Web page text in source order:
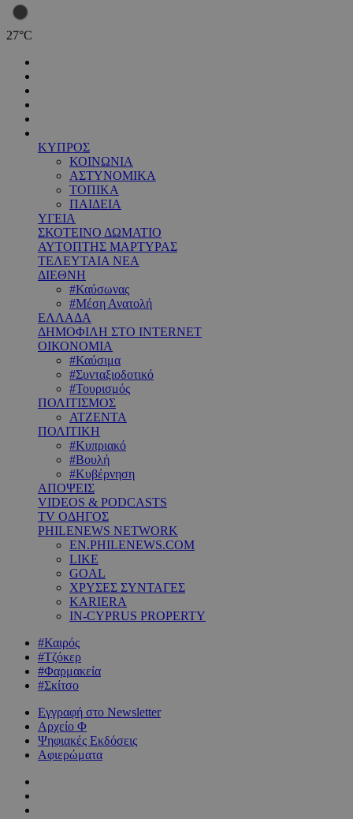
27°C
ΚΥΠΡΟΣ
ΚΟΙΝΩΝΙΑ
ΑΣΤΥΝΟΜΙΚΑ
ΤΟΠΙΚΑ
ΠΑΙΔΕΙΑ
ΥΓΕΙΑ
ΣΚΟΤΕΙΝΟ ΔΩΜΑΤΙΟ
ΑΥΤΟΠΤΗΣ ΜΑΡΤΥΡΑΣ
ΤΕΛΕΥΤΑΙΑ ΝΕΑ
ΔΙΕΘΝΗ
#Καύσωνας
#Μέση Ανατολή
ΕΛΛΑΔΑ
ΔΗΜΟΦΙΛΗ ΣΤΟ INTERNET
ΟΙΚΟΝΟΜΙΑ
#Καύσιμα
#Συνταξιοδοτικό
#Τουρισμός
ΠΟΛΙΤΙΣΜΟΣ
ΑΤΖΕΝΤΑ
ΠΟΛΙΤΙΚΗ
#Κυπριακό
#Βουλή
#Κυβέρνηση
ΑΠΟΨΕΙΣ
VIDEOS & PODCASTS
TV ΟΔΗΓΟΣ
PHILENEWS NETWORK
EN.PHILENEWS.COM
LIKE
GOAL
ΧΡΥΣΕΣ ΣΥΝΤΑΓΕΣ
KARIERA
IN-CYPRUS PROPERTY
#Καιρός
#Τζόκερ
#Φαρμακεία
#Σκίτσο
Εγγραφή στο Newsletter
Αρχείο Φ
Ψηφιακές Εκδόσεις
Αφιερώματα